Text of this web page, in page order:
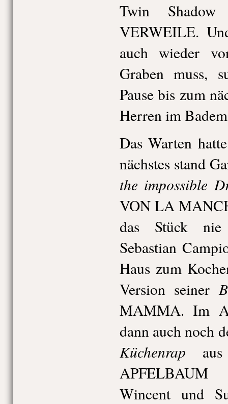
Twin
VERWEILE.
auch wieder
Graben muss,
Pause bis zum
Herren im
Das Warten
nächstes stand
the impossible
VON LA
das Stück nie
Sebastian
Haus zum
Version seiner
MAMMA. Im
dann auch noch
Küchenrap
APFELBAUM
Wincent und